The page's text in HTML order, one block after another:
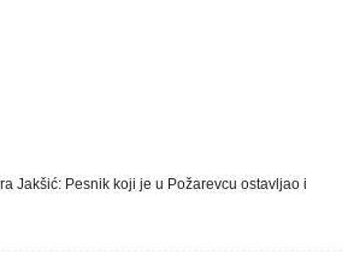
Jakšić: Pesnik koji je u Požarevcu ostavljao i